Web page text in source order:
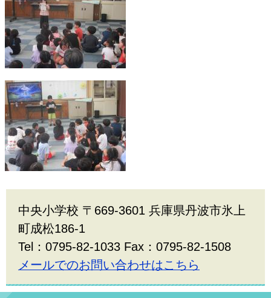
中央小学校 〒669-3601 兵庫県丹波市氷上
町成松186-1
Tel：0795-82-1033 Fax：0795-82-1508
メールでのお問い合わせはこちら